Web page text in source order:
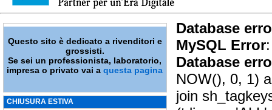
Questo sito è dedicato a rivenditori e
grossisti.
Se sei un professionista, laboratorio,
impresa o privato vai aquesta pagina
CHIUSURA ESTIVA
Database
MySQL Error
Database
NOW(), 0, 1)
join